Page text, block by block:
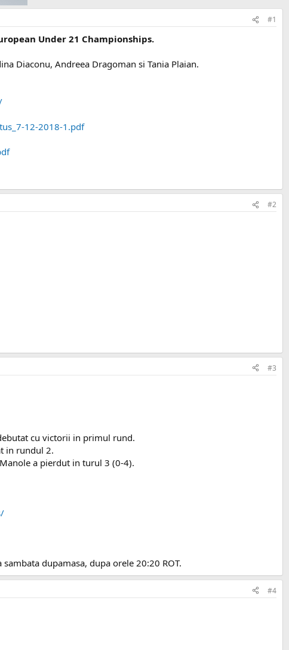
#1
Under 21 Championships.
Diaconu, Andreea Dragoman si Tania Plaian.
12-2018-1.pdf
#2
#3
cu victorii in primul rund.
in rundul 2.
a pierdut in turul 3 (0-4).
dupamasa, dupa orele 20:20 ROT.
#4